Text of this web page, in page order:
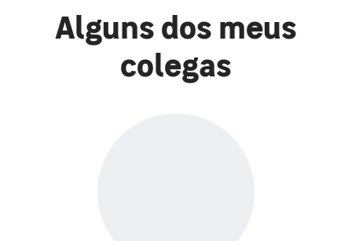
Alguns dos meus
colegas